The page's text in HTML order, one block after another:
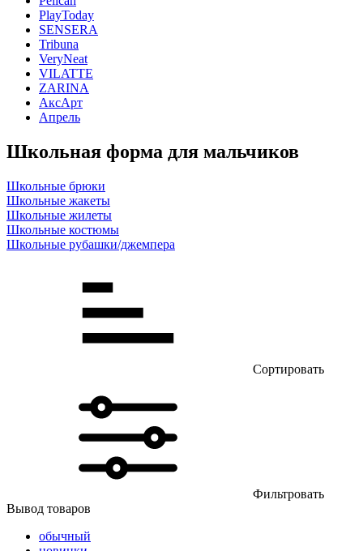
PlayToday
SENSERA
Tribuna
VeryNeat
VILATTE
ZARINA
АксАрт
Апрель
Школьная форма для мальчиков
Школьные брюки
Школьные жакеты
Школьные жилеты
Школьные костюмы
Школьные рубашки/джемпера
Сортировать
Фильтровать
Вывод товаров
обычный